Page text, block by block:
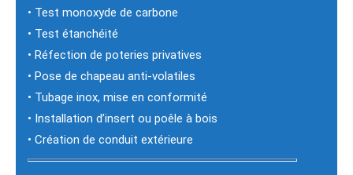
• Test monoxyde de carbone
• Test étanchéité
• Réfection de poteries privatives
• Pose de chapeau anti-volatiles
• Tubage inox, mise en conformité
• Installation d’insert ou poêle à bois
• Création de conduit extérieure